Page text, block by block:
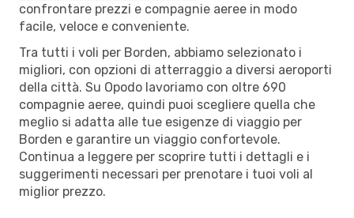
confrontare prezzi e compagnie aeree in modo
facile, veloce e conveniente.
Tra tutti i voli per Borden, abbiamo selezionato i
migliori, con opzioni di atterraggio a diversi aeroporti
della città. Su Opodo lavoriamo con oltre 690
compagnie aeree, quindi puoi scegliere quella che
meglio si adatta alle tue esigenze di viaggio per
Borden e garantire un viaggio confortevole.
Continua a leggere per scoprire tutti i dettagli e i
suggerimenti necessari per prenotare i tuoi voli al
miglior prezzo.